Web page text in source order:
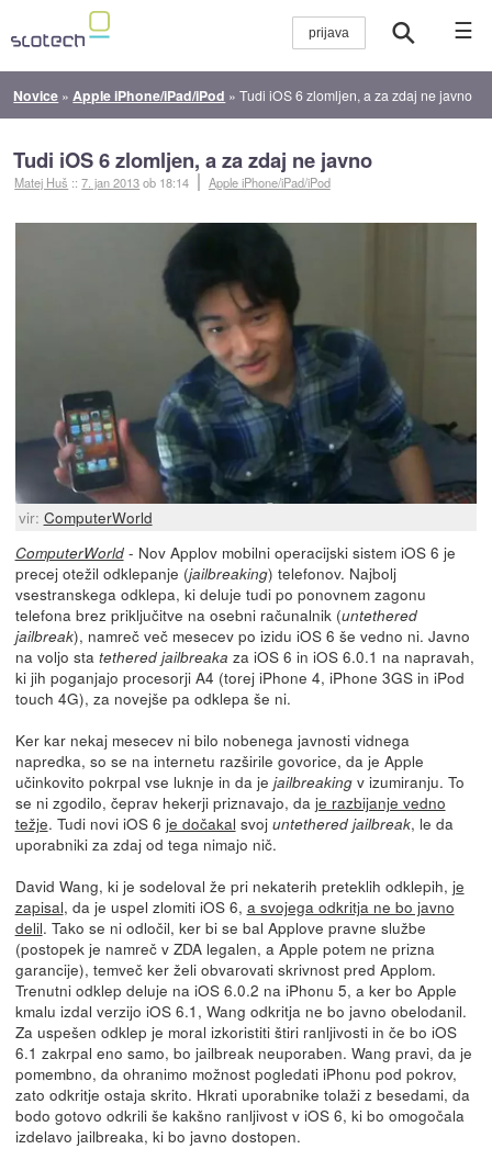
☰
Novice » Apple iPhone/iPad/iPod »Tudi iOS 6 zlomljen, a za zdaj ne javno
Tudi iOS 6 zlomljen, a za zdaj ne javno
Matej Huš ::7. jan 2013ob 18:14 Apple iPhone/iPad/iPod
vir: ComputerWorld
ComputerWorld- Nov Applov mobilni operacijski sistem iOS 6 je
precej otežil odklepanje (jailbreaking) telefonov. Najbolj
vsestranskega odklepa, ki deluje tudi po ponovnem zagonu
telefona brez priključitve na osebni računalnik (untethered
jailbreak), namreč več mesecev po izidu iOS 6 še vedno ni. Javno
na voljo sta tethered jailbreaka za iOS 6 in iOS 6.0.1 na napravah,
ki jih poganjajo procesorji A4 (torej iPhone 4, iPhone 3GS in iPod
touch 4G), za novejše pa odklepa še ni.
Ker kar nekaj mesecev ni bilo nobenega javnosti vidnega
napredka, so se na internetu razširile govorice, da je Apple
učinkovito pokrpal vse luknje in da je jailbreakingv izumiranju. To
se ni zgodilo, čeprav hekerji priznavajo, da je razbijanje vedno
težje. Tudi novi iOS 6 je dočakal svoj untethered jailbreak, le da
uporabniki za zdaj od tega nimajo nič.
David Wang, ki je sodeloval že pri nekaterih preteklih odklepih, je
zapisal, da je uspel zlomiti iOS 6, a svojega odkritja ne bo javno
delil. Tako se ni odločil, ker bi se bal Applove pravne službe
(postopek je namreč v ZDA legalen, a Apple potem ne prizna
garancije), temveč ker želi obvarovati skrivnost pred Applom.
Trenutni odklep deluje na iOS 6.0.2 na iPhonu 5, a ker bo Apple
kmalu izdal verzijo iOS 6.1, Wang odkritja ne bo javno obelodanil.
Za uspešen odklep je moral izkoristiti štiri ranljivosti in če bo iOS
6.1 zakrpal eno samo, bo jailbreak neuporaben. Wang pravi, da je
pomembno, da ohranimo možnost pogledati iPhonu pod pokrov,
zato odkritje ostaja skrito. Hkrati uporabnike tolaži z besedami, da
bodo gotovo odkrili še kakšno ranljivost v iOS 6, ki bo omogočala
izdelavo jailbreaka, ki bo javno dostopen.